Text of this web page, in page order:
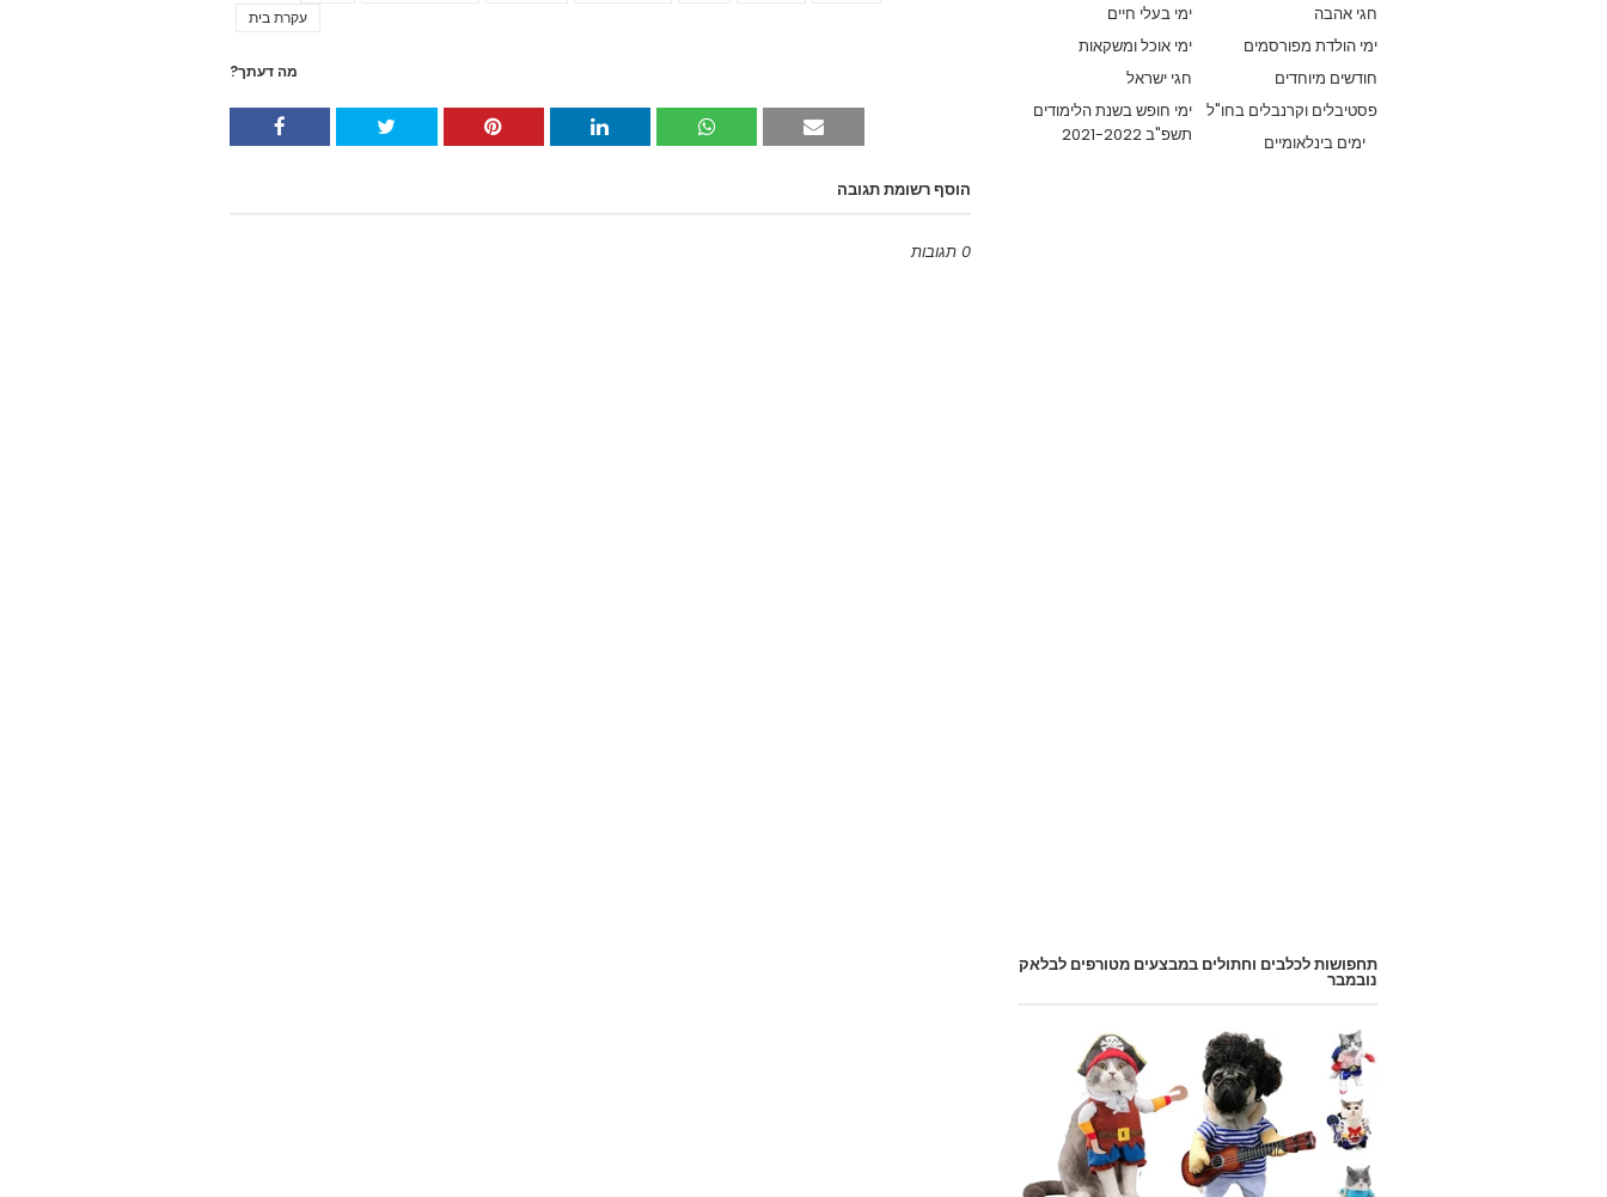
עקרת בית
מה דעתך?
הוסף רשומת תגובה
0 תגובות
ימי בעלי חיים
חגי אהבה
ימי אוכל ומשקאות
ימי הולדת מפורסמים
חגי ישראל
חודשים מיוחדים
ימי חופש בשנת הלימודים
תשפ"ב 2021-2022
פסטיבלים וקרנבלים בחו"ל
ימים בינלאומיים
תחפושות לכלבים וחתולים במבצעים מטורפים לבלאק
נובמבר